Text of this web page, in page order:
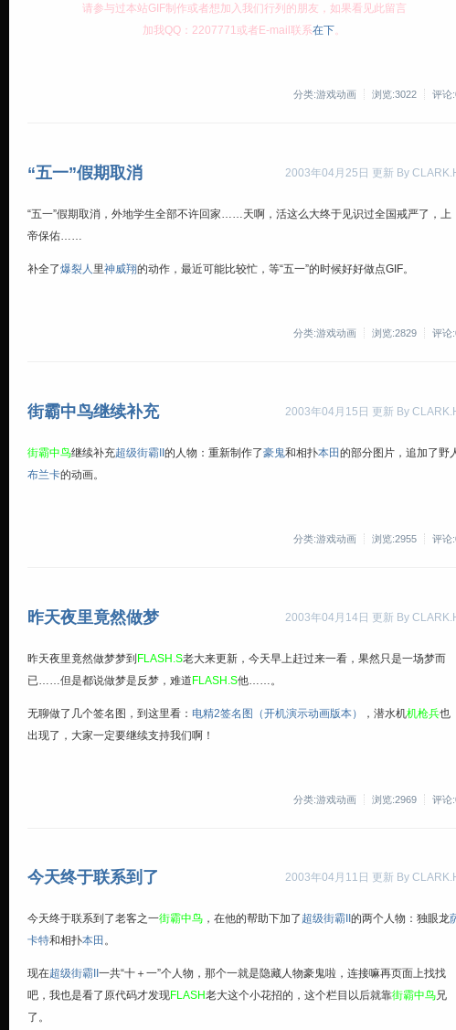
请参与过本站GIF制作或者想加入我们行列的朋友，如果看见此留言
加我QQ：2207771或者E-mail联系在下。
分类:游戏动画 浏览:3022 评论
2003年04月25日 更新 By
“五一”假期取消
“五一”假期取消，外地学生全部不许回家……天啊，活这么大终于见识过全国戒严了，上
帝保佑……
补全了爆裂人 里神威翔的动作，最近可能比较忙，等“五一”的时候好好做点GIF。
分类:游戏动画 浏览:2829 评论
2003年04月15日 更新 By
街霸中鸟继续补充
街霸中鸟继续补充超级街霸II的人物：重新制作了豪鬼和相扑本田的部分图片，追加了野
布兰卡的动画。
分类:游戏动画 浏览:2955 评论
2003年04月14日 更新 By
昨天夜里竟然做梦
昨天夜里竟然做梦梦到FLASH.S老大来更新，今天早上赶过来一看，果然只是一场梦而
已……但是都说做梦是反梦，难道FLASH.S他……。
无聊做了几个签名图，到这里看： 电精2签名图（开机演示动画版本） ，潜水机机枪兵也
出现了，大家一定要继续支持我们啊！
分类:游戏动画 浏览:2969 评论
2003年04月11日 更新 By
今天终于联系到了
今天终于联系到了老客之一街霸中鸟 ，在他的帮助下加了 超级街霸II 的两个人物：独眼龙
卡特和相扑本田 。
现在超级街霸II 一共“十＋一”个人物，那个一就是隐藏人物豪鬼啦，连接嘛再页面上找找
吧，我也是看了原代码才发现FLASH老大这个小花招的，这个栏目以后就靠街霸中鸟兄
了。